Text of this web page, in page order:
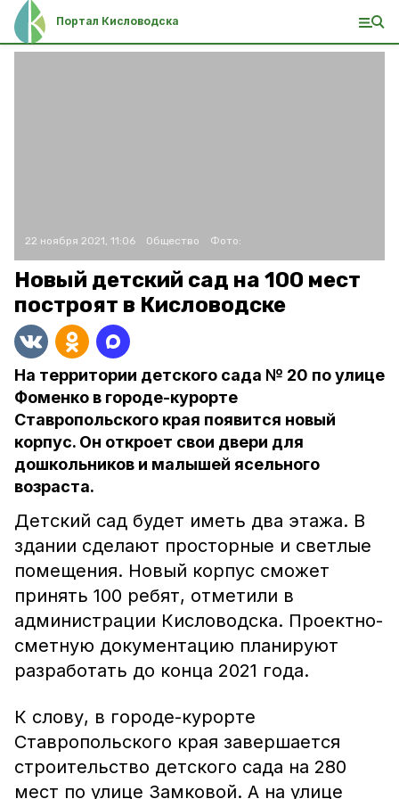
Портал Кисловодска
22 ноября 2021, 11:06 Общество Фото:
Новый детский сад на 100 мест
построят в Кисловодске
На территории детского сада № 20 по улице
Фоменко в городе-курорте
Ставропольского края появится новый
корпус. Он откроет свои двери для
дошкольников и малышей ясельного
возраста.
Детский сад будет иметь два этажа. В
здании сделают просторные и светлые
помещения. Новый корпус сможет
принять 100 ребят, отметили в
администрации Кисловодска. Проектно-
сметную документацию планируют
разработать до конца 2021 года.
К слову, в городе-курорте
Ставропольского края завершается
строительство детского сада на 280
мест по улице Замковой. А на улице